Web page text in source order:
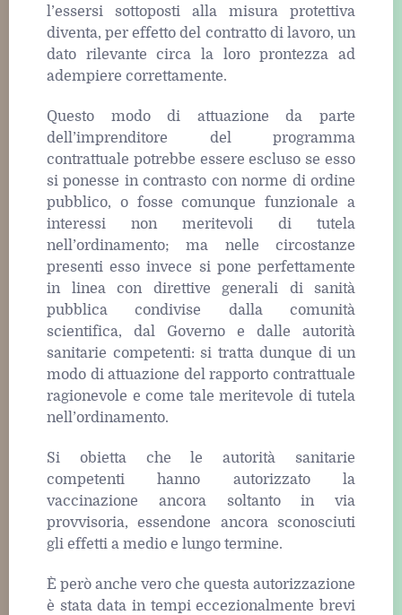
l’essersi sottoposti alla misura protettiva
diventa, per effetto del contratto di lavoro, un
dato rilevante circa la loro prontezza ad
adempiere correttamente.
Questo modo di attuazione da parte
dell’imprenditore del programma
contrattuale potrebbe essere escluso se esso
si ponesse in contrasto con norme di ordine
pubblico, o fosse comunque funzionale a
interessi non meritevoli di tutela
nell’ordinamento; ma nelle circostanze
presenti esso invece si pone perfettamente
in linea con direttive generali di sanità
pubblica condivise dalla comunità
scientifica, dal Governo e dalle autorità
sanitarie competenti: si tratta dunque di un
modo di attuazione del rapporto contrattuale
ragionevole e come tale meritevole di tutela
nell’ordinamento.
Si obietta che le autorità sanitarie
competenti hanno autorizzato la
vaccinazione ancora soltanto in via
provvisoria, essendone ancora sconosciuti
gli effetti a medio e lungo termine.
È però anche vero che questa autorizzazione
è stata data in tempi eccezionalmente brevi